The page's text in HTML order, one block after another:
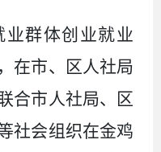
群体创业就业
在市、区人社局
合市人社局、区
社会组织在金鸡